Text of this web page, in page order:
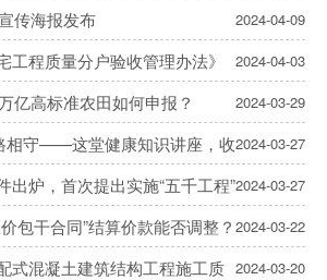
2024-04-09
传海报发布
2024-04-03
工程质量分户验收管理办法》
2024-03-29
亿高标准农田如何申报？
2024-03-27
相守——这堂健康知识讲座，收
2024-03-27
出炉，首次提出实施“五千工程”
2024-03-22
包干合同”结算价款能否调整？
2024-03-20
式混凝土建筑结构工程施工质